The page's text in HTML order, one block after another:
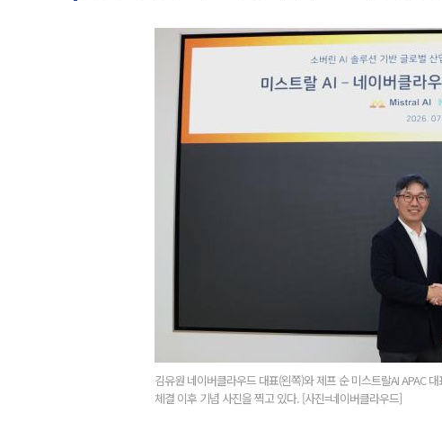
김유원 네이버클라우드 대표(왼쪽)와 제프 순 미스트랄AI APAC
체결 이후 기념 사진을 찍고 있다. [사진=네이버클라우드]